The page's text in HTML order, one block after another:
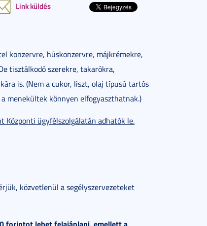
Link küldés
konzervre, húskonzervre, májkrémekre,
tisztálkodó szerekre, takarókra,
is. (Nem a cukor, liszt, olaj típusú tartós
menekültek könnyen elfogyaszthatnak.)
Központi ügyfélszolgálatán adhatók le.
közvetlenül a segélyszervezeteket